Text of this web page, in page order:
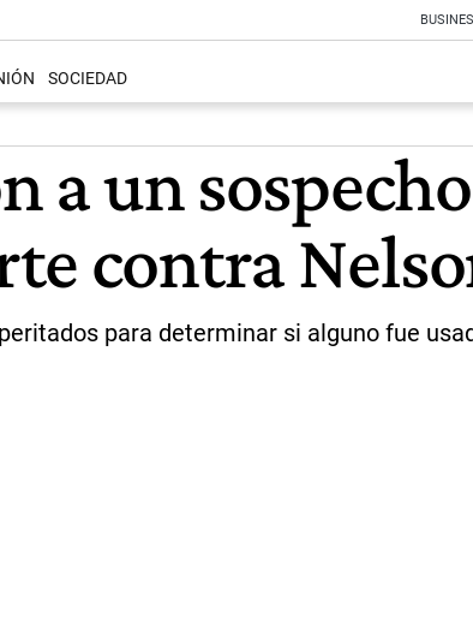
SOCIEDAD
a un
contra
para determinar si alguno fue